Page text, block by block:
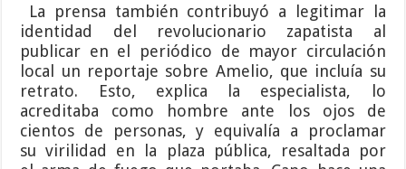
La prensa también contribuyó a legitimar la
identidad del revolucionario zapatista al
publicar en el periódico de mayor circulación
local un reportaje sobre Amelio, que incluía su
retrato. Esto, explica la especialista, lo
acreditaba como hombre ante los ojos de
cientos de personas, y equivalía a proclamar
su virilidad en la plaza pública, resaltada por